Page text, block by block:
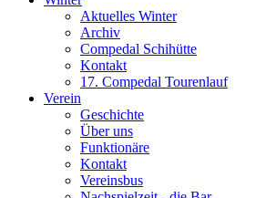
Aktuelles Winter
Archiv
Compedal Schihütte
Kontakt
17. Compedal Tourenlauf
Verein
Geschichte
Über uns
Funktionäre
Kontakt
Vereinsbus